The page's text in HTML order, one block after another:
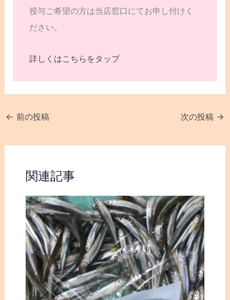
授与ご希望の方は当店窓口にてお申し付けく
ださい。
詳しくはこちらをタップ
← 前の投稿 次の投稿 →
関連記事